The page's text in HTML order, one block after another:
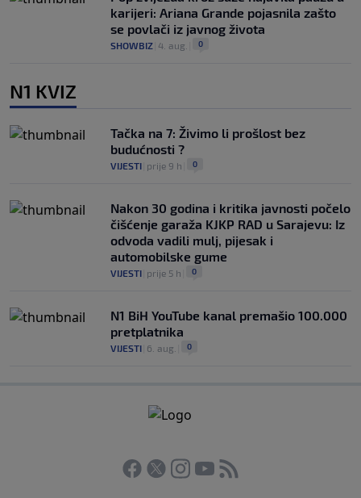
karijeri: Ariana Grande pojasnila zašto
se povlači iz javnog života
SHOWBIZ 4. aug. 0
N1 KVIZ
Tačka na 7: Živimo li prošlost bez
budućnosti ?
VIJESTI prije 9 h 0
Nakon 30 godina i kritika javnosti počelo
čišćenje garaža KJKP RAD u Sarajevu: Iz
odvoda vadili mulj, pijesak i
automobilske gume
VIJESTI prije 5 h 0
N1 BiH YouTube kanal premašio 100.000
pretplatnika
VIJESTI 6. aug. 0